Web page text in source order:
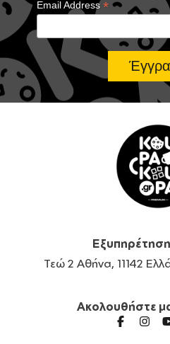
Email Address*
Τεώ 2 Αθήνα, 11142
Ακολουθήστε